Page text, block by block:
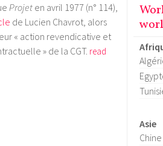
Projet en avril 1977 (n° 114),
de Lucien Chavrot, alors
« action revendicative et
» de la CGT. read
Asie
Chine